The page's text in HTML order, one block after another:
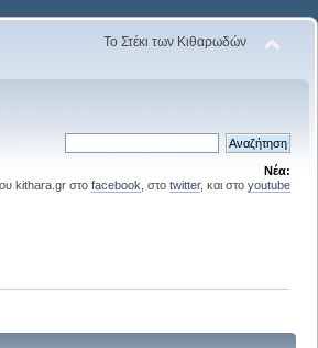
Το Στέκι των Κιθαρωδών
Νέα:
kithara.gr στο facebook , στο twitter, και στο youtube